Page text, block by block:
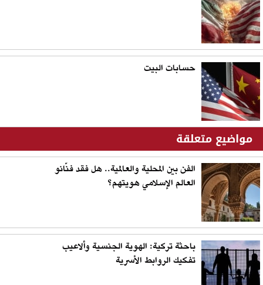
حسابات البيت
مواضيع متعلقة
الفن بين المحلية والعالمية.. هل فقد فنّانو
العالم الإسلامي هويتهم؟
باحثة تركية: الهوية الجنسية وألاعيب
تفكيك الروابط الأسرية